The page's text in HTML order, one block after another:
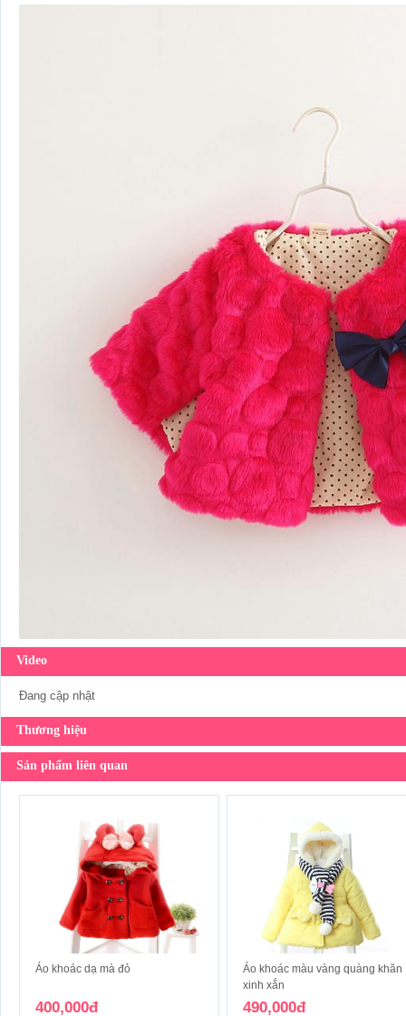
Video
Đang cập nhật
Thương hiệu
Sản phẩm liên quan
Áo khoác dạ mà đỏ
400,000đ
Áo khoác màu vàng quàng khăn
xinh xắn
490,000đ